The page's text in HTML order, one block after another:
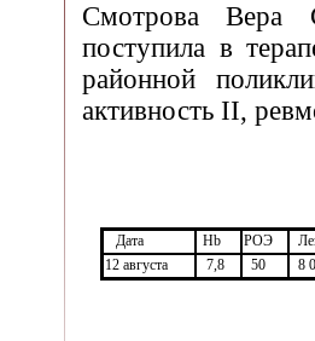
Смотрова Вера
поступила в
районной
активность II,
Дата Hb РОЭ
12 августа
7,8 50 8